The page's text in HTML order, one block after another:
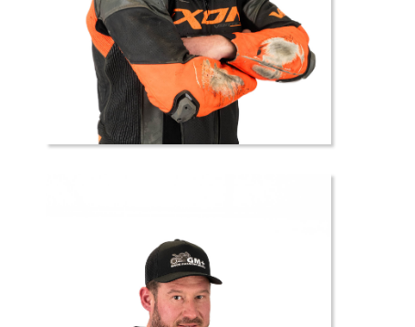
37 //
Damien
FAHY